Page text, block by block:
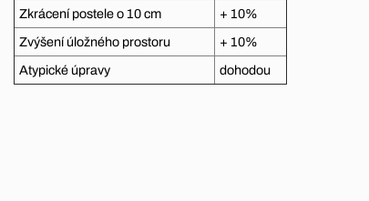
Zkrácení postele o 10 cm
+ 10%
Zvýšení úložného prostoru
+ 10%
Atypické úpravy
dohodou